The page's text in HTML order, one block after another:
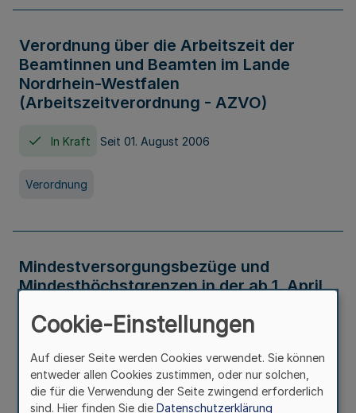
Verordnung über die Arbeitszeit der
Beamtinnen und Beamten im Lande
Nordrhein-Westfalen
(Arbeitszeitverordnung - AZVO)
In Kraft Seit 01. August 2006
Verordnung
Mindestversorgungsbezüge und
Mindesthöchstgrenzen in der ab 1. April
Verwaltungsvorschrift
Cookie-Einstellungen
Auf dieser Seite werden Cookies verwendet. Sie können
entweder allen Cookies zustimmen, oder nur solchen,
die für die Verwendung der Seite zwingend erforderlich
sind. Hier finden Sie die Datenschutzerklärung